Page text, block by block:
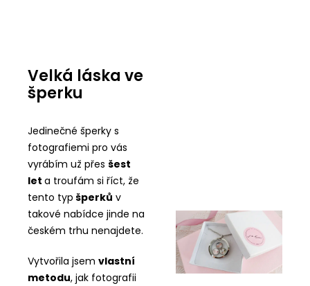
Velká láska ve
šperku
Jedinečné šperky s
fotografiemi pro vás
vyrábím už přes šest
let a troufám si říct, že
tento typ šperků v
takové nabídce jinde na
českém trhu nenajdete.
Vytvořila jsem vlastní
metodu, jak fotografii